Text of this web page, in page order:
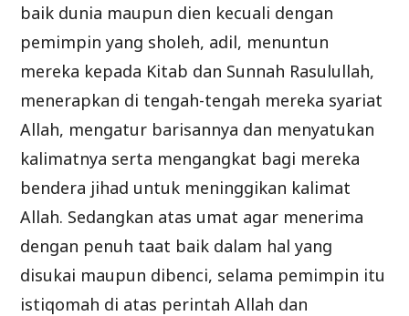
baik dunia maupun dien kecuali dengan
pemimpin yang sholeh, adil, menuntun
mereka kepada Kitab dan Sunnah Rasulullah,
menerapkan di tengah-tengah mereka syariat
Allah, mengatur barisannya dan menyatukan
kalimatnya serta mengangkat bagi mereka
bendera jihad untuk meninggikan kalimat
Allah. Sedangkan atas umat agar menerima
dengan penuh taat baik dalam hal yang
disukai maupun dibenci, selama pemimpin itu
istiqomah di atas perintah Allah dan